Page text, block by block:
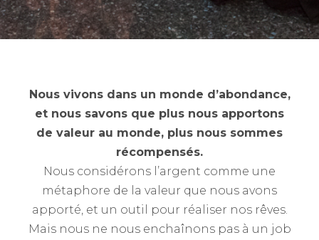
Nous vivons dans un monde d’abondance,
et nous savons que plus nous apportons
de valeur au monde, plus nous sommes
récompensés.
Nous considérons l’argent comme une
métaphore de la valeur que nous avons
apporté, et un outil pour réaliser nos rêves.
Mais nous ne nous enchaînons pas à un job